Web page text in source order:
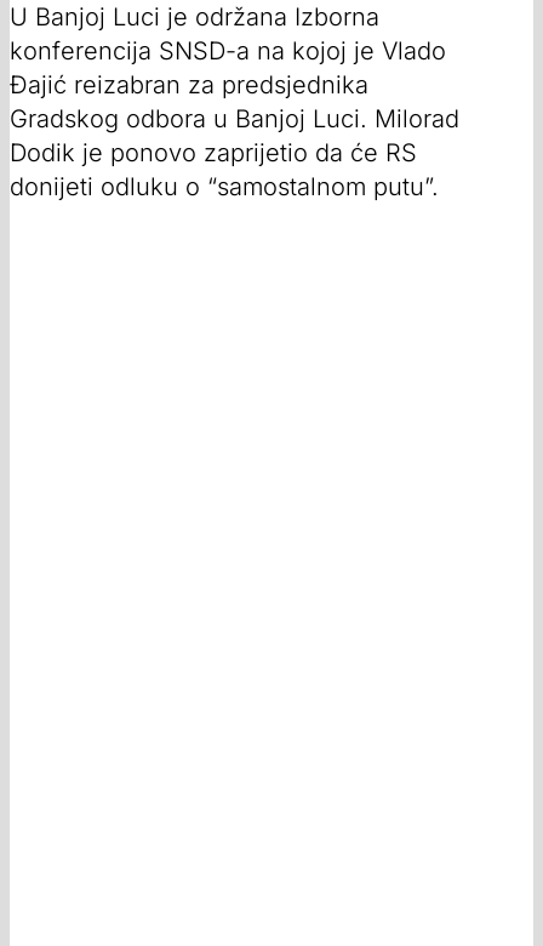
U Banjoj Luci je održana Izborna
konferencija SNSD-a na kojoj je Vlado
Đajić reizabran za predsjednika
Gradskog odbora u Banjoj Luci. Milorad
Dodik je ponovo zaprijetio da će RS
donijeti odluku o “samostalnom putu”.